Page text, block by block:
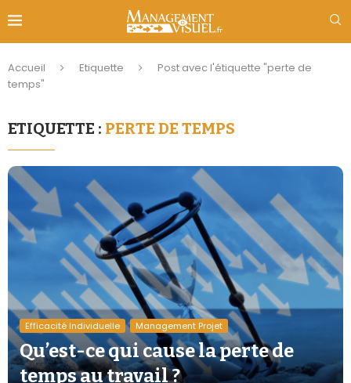
Accueil Etiquette
Post avec l'étiquette "perte de
temps"
ETIQUETTE : PERTE DE TEMPS
Efficacité Individuelle Management Projet
Qu’est-ce qui cause la perte de
temps au travail ?